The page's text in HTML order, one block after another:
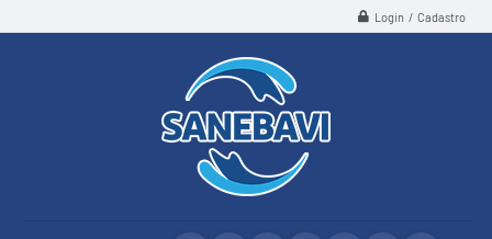
Login / Cadastro